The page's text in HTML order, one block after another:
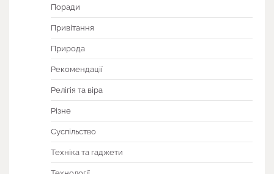
Поради
Привітання
Природа
Рекомендації
Релігія та віра
Різне
Суспільство
Техніка та гаджети